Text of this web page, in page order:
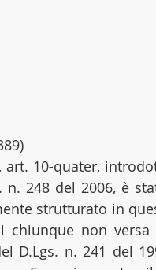
art. 10-quater,
n. 248 del 2006, è
strutturato in
chiunque non
D.Lgs. n. 241 del